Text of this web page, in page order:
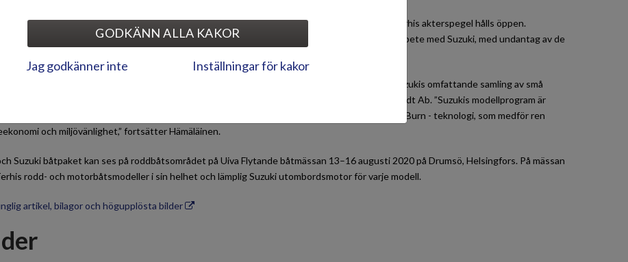
begränsar inte försäljningen av båtar med andra märken av utombordsmotorer, det vill säga Terhis akterspegel hålls öppen.
kommer Terhis båt- och motorpaket samt marknadsföring i framtiden främst att ske i samarbete med Suzuki, med undantag av de
med Suzuki-partnerskapet är att ge Terhi-båtarna de motorer som bäst passar deras behov. Suzukis omfattande samling av små
är lämplig för Terhi.” kommenterar Markku Hämäläinen, VD och koncernchef för Oy Otto Brandt Ab. ”Suzukis modellprogram är
tekniskt mycket avancerat. I sin produktgrupp använder Suzuki magrare bränsleblandning, Lean Burn - teknologi, som medför ren
och miljövänlighet,” fortsätter Hämäläinen.
Suzuki båtpaket kan ses på roddbåtsområdet på Uiva Flytande båtmässan 13–16 augusti 2020 på Drumsö, Helsingfors. På mässan
rodd- och motorbåtsmodeller i sin helhet och lämplig Suzuki utombordsmotor för varje modell.
artikel, bilagor och högupplösta bilder
GODKÄNN ALLA KAKOR
Jag godkänner inte Inställningar för kakor